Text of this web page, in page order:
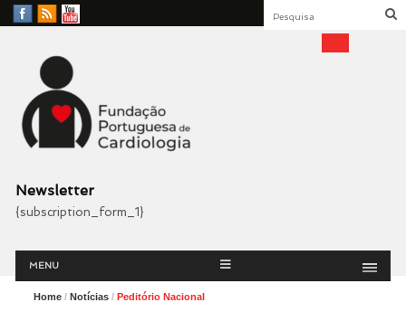
Facebook
RSS
YouTube
Fundação Portuguesa
Cardiologia
Newsletter
{subscription_form_1}
Menu
MENU
Home/ Notícias/ Peditório Nacional